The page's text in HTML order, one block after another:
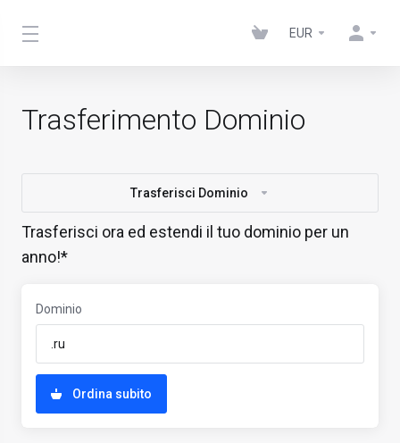
EUR
Trasferimento Dominio
Trasferisci Dominio
Trasferisci ora ed estendi il tuo dominio per un
anno!*
Dominio
Ordina subito